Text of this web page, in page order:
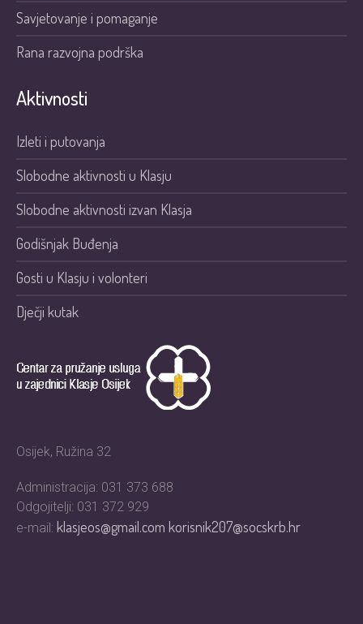
Savjetovanje i pomaganje
Rana razvojna podrška
Aktivnosti
Izleti i putovanja
Slobodne aktivnosti u Klasju
Slobodne aktivnosti izvan Klasja
Godišnjak Buđenja
Gosti u Klasju i volonteri
Dječji kutak
Osijek, Ružina 32
Administracija: 031 373 688
Odgojitelji: 031 372 929
e-mail: klasjeos@gmail.comkorisnik207@socskrb.hr